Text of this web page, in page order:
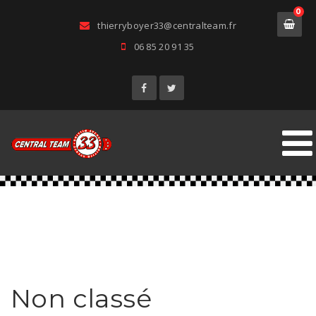
thierryboyer33@centralteam.fr
06 85 20 91 35
0
Non classé